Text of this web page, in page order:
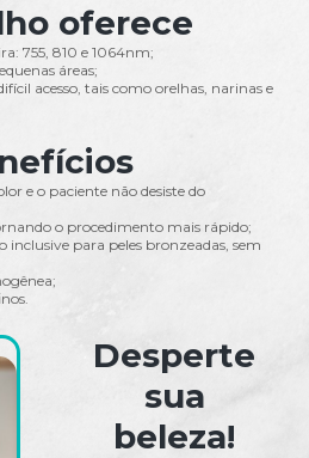
oferece
755, 810 e 1064nm;
áreas;
acesso, tais como orelhas, narinas e
e o paciente não desiste do
o procedimento mais rápido;
inclusive para peles bronzeadas, sem
Desperte
sua
beleza!